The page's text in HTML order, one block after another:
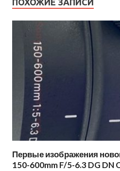
ПОХОЖИЕ ЗАПИСИ
Первые изображения
150-600mm F/5-6.3 DG DN